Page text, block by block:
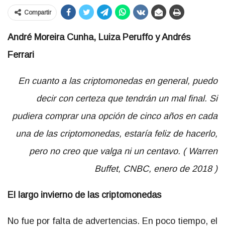
Compartir
André Moreira Cunha, Luiza Peruffo y Andrés
Ferrari
En cuanto a las criptomonedas en general, puedo
decir con certeza que tendrán un mal final. Si
pudiera comprar una opción de cinco años en cada
una de las criptomonedas, estaría feliz de hacerlo,
pero no creo que valga ni un centavo. ( Warren
Buffet, CNBC, enero de 2018)
El largo invierno de las criptomonedas
No fue por falta de advertencias. En poco tiempo, el